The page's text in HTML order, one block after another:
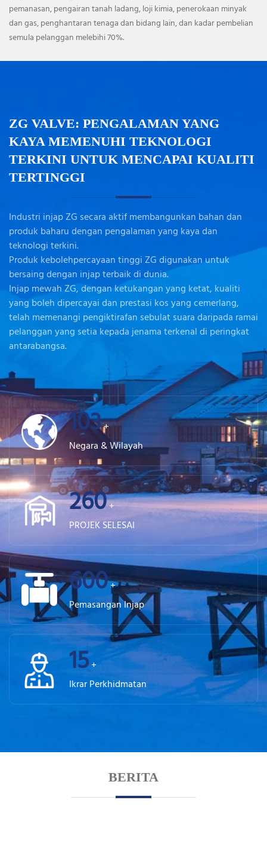
pemanasan, pengairan tanah ladang, loji kimia, penerokaan minyak
dan gas, penghantaran tenaga dan bidang lain, dan kadar pembelian
semula pelanggan melebihi 70%.
ZG VALVE: PENGALAMAN YANG
KAYA MEMENUHI TEKNOLOGI
TERKINI UNTUK MENCAPAI KUALITI
TERTINGGI
Industri injap ZG secara aktif membangunkan bahan dan
produk baharu dengan pengalaman yang kaya dan
teknologi terkini.
Produk kebolehpercayaan tinggi ZG digunakan untuk
bersaing dengan injap terbaik di dunia.
Injap mewah ZG, dengan ketukangan yang ketat, kualiti
yang boleh dipercayai dan prestasi kos yang cemerlang,
telah memenangi pengiktirafan sebulat suara daripada ramai
pelanggan yang setia kepada jenama terkenal di peringkat
antarabangsa.
103+
Negara & Wilayah
260+
PROJEK SELESAI
600+
Pemasangan Injap
15+
Ikrar Perkhidmatan
BERITA